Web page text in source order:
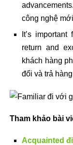
công nghệ
It’s
return and
khách hàng
đổi và trả
Tham khảo bài
Acquainted